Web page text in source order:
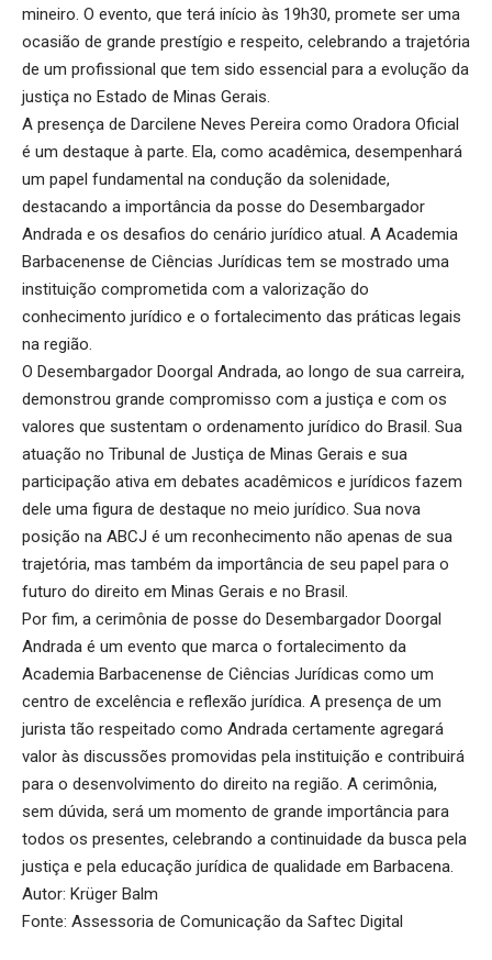
mineiro. O evento, que terá início às 19h30, promete ser uma
ocasião de grande prestígio e respeito, celebrando a trajetória
de um profissional que tem sido essencial para a evolução da
justiça no Estado de Minas Gerais.
A presença de Darcilene Neves Pereira como Oradora Oficial
é um destaque à parte. Ela, como acadêmica, desempenhará
um papel fundamental na condução da solenidade,
destacando a importância da posse do Desembargador
Andrada e os desafios do cenário jurídico atual. A Academia
Barbacenense de Ciências Jurídicas tem se mostrado uma
instituição comprometida com a valorização do
conhecimento jurídico e o fortalecimento das práticas legais
na região.
O Desembargador Doorgal Andrada, ao longo de sua carreira,
demonstrou grande compromisso com a justiça e com os
valores que sustentam o ordenamento jurídico do Brasil. Sua
atuação no Tribunal de Justiça de Minas Gerais e sua
participação ativa em debates acadêmicos e jurídicos fazem
dele uma figura de destaque no meio jurídico. Sua nova
posição na ABCJ é um reconhecimento não apenas de sua
trajetória, mas também da importância de seu papel para o
futuro do direito em Minas Gerais e no Brasil.
Por fim, a cerimônia de posse do Desembargador Doorgal
Andrada é um evento que marca o fortalecimento da
Academia Barbacenense de Ciências Jurídicas como um
centro de excelência e reflexão jurídica. A presença de um
jurista tão respeitado como Andrada certamente agregará
valor às discussões promovidas pela instituição e contribuirá
para o desenvolvimento do direito na região. A cerimônia,
sem dúvida, será um momento de grande importância para
todos os presentes, celebrando a continuidade da busca pela
justiça e pela educação jurídica de qualidade em Barbacena.
Autor: Krüger Balm
Fonte: Assessoria de Comunicação da Saftec Digital